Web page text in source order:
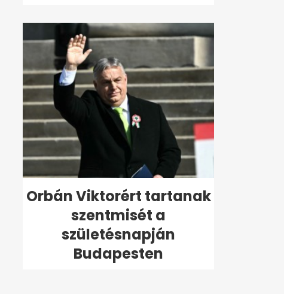
Orbán Viktorért tartanak
szentmisét a
születésnapján
Budapesten